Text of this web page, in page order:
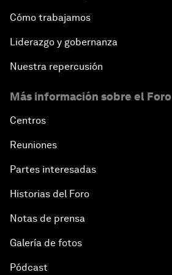
Cómo trabajamos
Liderazgo y gobernanza
Nuestra repercusión
Más información sobre el Foro
Centros
Reuniones
Partes interesadas
Historias del Foro
Notas de prensa
Galería de fotos
Pódcast